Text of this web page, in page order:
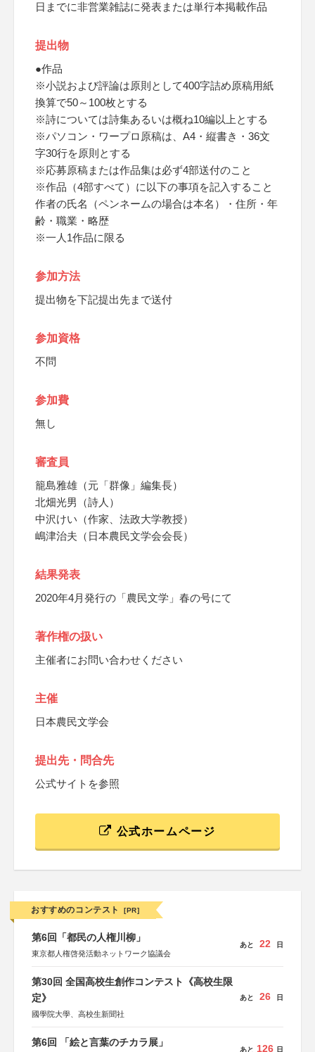
日までに非営業雑誌に発表または単行本掲載作品
提出物
●作品
※小説および評論は原則として400字詰め原稿用紙
換算で50～100枚とする
※詩については詩集あるいは概ね10編以上とする
※パソコン・ワープロ原稿は、A4・縦書き・36文
字30行を原則とする
※応募原稿または作品集は必ず4部送付のこと
※作品（4部すべて）に以下の事項を記入すること
作者の氏名（ペンネームの場合は本名）・住所・年
齢・職業・略歴
※一人1作品に限る
参加方法
提出物を下記提出先まで送付
参加資格
不問
参加費
無し
審査員
籠島雅雄（元「群像」編集長）
北畑光男（詩人）
中沢けい（作家、法政大学教授）
嶋津治夫（日本農民文学会会長）
結果発表
2020年4月発行の「農民文学」春の号にて
著作権の扱い
主催者にお問い合わせください
主催
日本農民文学会
提出先・問合先
公式サイトを参照
公式ホームページ
おすすめのコンテスト [PR]
第6回「都民の人権川柳」
東京都人権啓発活動ネットワーク協議会
あと 22 日
第30回 全国高校生創作コンテスト《高校生限
定》
國學院大學、高校生新聞社
あと 26 日
第6回 「絵と言葉のチカラ展」
あと 126 日